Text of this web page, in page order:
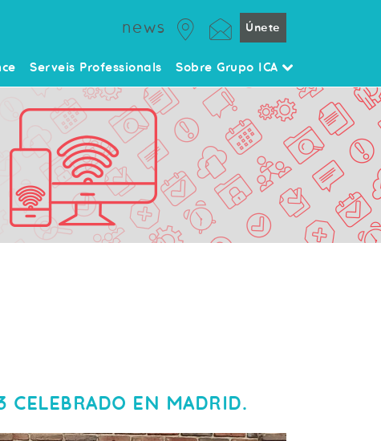
news Únete
Serveis Professionals Sobre Grupo ICA
CELEBRADO EN MADRID.